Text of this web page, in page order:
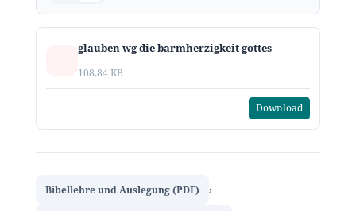
glauben wg die barmherzigkeit gottes
108.84 KB
Download
Bibellehre und Auslegung (PDF) ,